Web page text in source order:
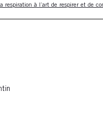
respiration à l’art de respirer et de